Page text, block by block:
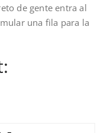
de gente entra al
una fila para la